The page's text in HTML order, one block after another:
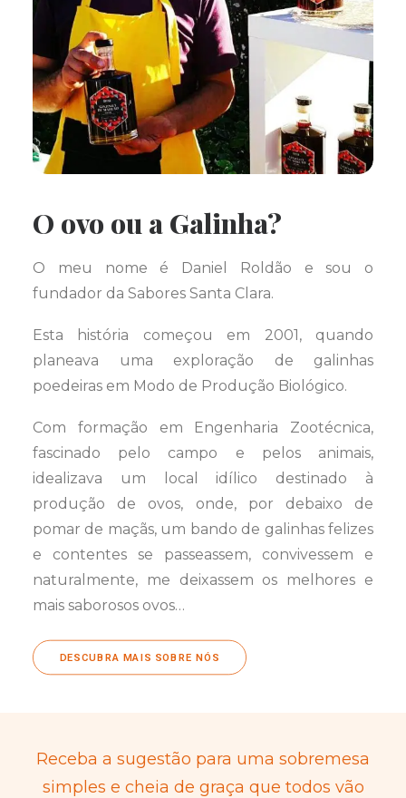
O ovo ou a Galinha?
O meu nome é Daniel Roldão e sou o
fundador da Sabores Santa Clara.
Esta história começou em 2001, quando
planeava uma exploração de galinhas
poedeiras em Modo de Produção Biológico.
Com formação em Engenharia Zootécnica,
fascinado pelo campo e pelos animais,
idealizava um local idílico destinado à
produção de ovos, onde, por debaixo de
pomar de maçãs, um bando de galinhas felizes
e contentes se passeassem, convivessem e
naturalmente, me deixassem os melhores e
mais saborosos ovos…
DESCUBRA MAIS SOBRE NÓS
Receba a sugestão para uma sobremesa
simples e cheia de graça que todos vão